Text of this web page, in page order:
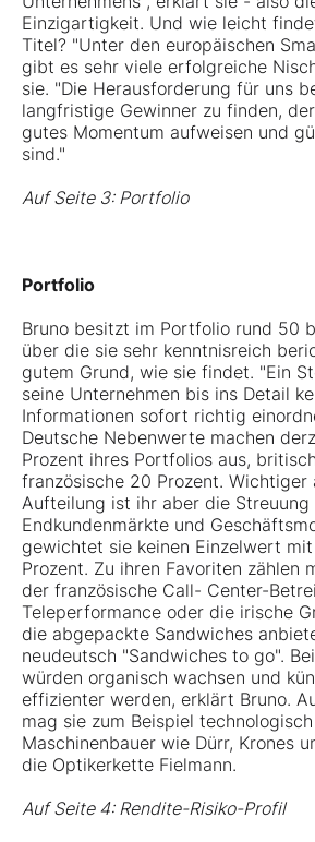
Einzigartigkeit. Und wie leicht
Titel? "Unter den europäischen
gibt es sehr viele erfolgreiche
sie. "Die Herausforderung für uns
langfristige Gewinner zu finden,
gutes Momentum aufweisen und
sind."
Auf Seite 3: Portfolio
Portfolio
Bruno besitzt im Portfolio rund 50
über die sie sehr kenntnisreich
gutem Grund, wie sie findet. "Ein
seine Unternehmen bis ins Detail
Informationen sofort richtig
Deutsche Nebenwerte machen
Prozent ihres Portfolios aus,
französische 20 Prozent. Wichtiger
Aufteilung ist ihr aber die Streuung
Endkundenmärkte und
gewichtet sie keinen Einzelwert
Prozent. Zu ihren Favoriten zählen
der französische Call- Center-
Teleperformance oder die irische
die abgepackte Sandwiches
neudeutsch "Sandwiches to go".
würden organisch wachsen und
effizienter werden, erklärt Bruno.
mag sie zum Beispiel
Maschinenbauer wie Dürr, Krones
die Optikerkette Fielmann.
Auf Seite 4: Rendite-Risiko-Profil